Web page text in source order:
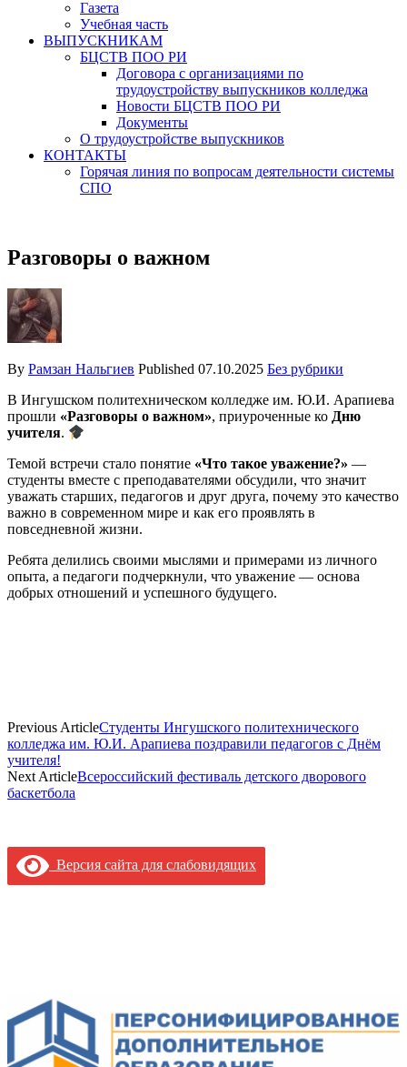
Газета
Учебная часть
ВЫПУСКНИКАМ
БЦСТВ ПОО РИ
Договора с организациями по
трудоустройству выпускников колледжа
Новости БЦСТВ ПОО РИ
Документы
О трудоустройстве выпускников
КОНТАКТЫ
Горячая линия по вопросам деятельности системы
СПО
Разговоры о важном
By Рамзан Нальгиев Published 07.10.2025 Без рубрики
В Ингушском политехническом колледже им. Ю.И. Арапиева
прошли «Разговоры о важном», приуроченные ко Дню
учителя.
Темой встречи стало понятие «Что такое уважение?» —
студенты вместе с преподавателями обсудили, что значит
уважать старших, педагогов и друг друга, почему это качество
важно в современном мире и как его проявлять в
повседневной жизни.
Ребята делились своими мыслями и примерами из личного
опыта, а педагоги подчеркнули, что уважение — основа
добрых отношений и успешного будущего.
Previous ArticleСтуденты Ингушского политехнического
колледжа им. Ю.И. Арапиева поздравили педагогов с Днём
учителя!
Next ArticleВсероссийский фестиваль детского дворового
баскетбола
Версия сайта для слабовидящих